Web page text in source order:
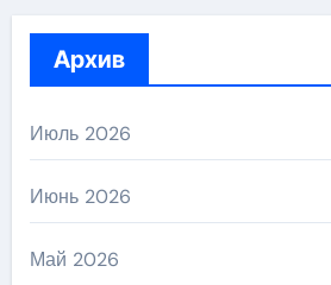
Архив
Июль 2026
Июнь 2026
Май 2026